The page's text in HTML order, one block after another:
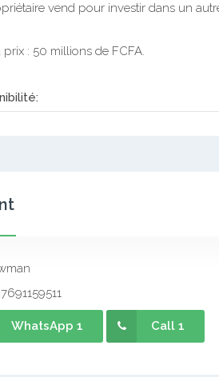
vend pour investir dans un
prix : 50 millions de FCFA.
WhatsApp 1 Call 1